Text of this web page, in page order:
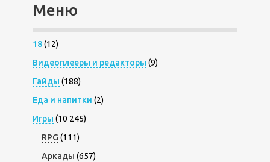
Меню
18(12)
Видеоплееры и редакторы (9)
Гайды (188)
Еда и напитки (2)
Игры (10 245)
RPG (111)
Аркады (657)